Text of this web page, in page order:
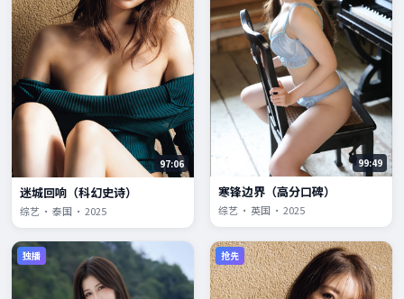
97:06
迷城回响（科幻史诗）
综艺 · 泰国 · 2025
99:49
寒锋边界（高分口碑）
综艺 · 英国 · 2025
独播 抢先